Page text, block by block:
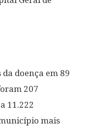
doença em 89
207
11.222
mais